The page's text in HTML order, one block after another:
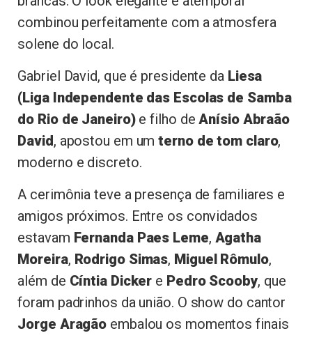
combinou perfeitamente com a atmosfera
solene do local.
Gabriel David, que é presidente da Liesa
(Liga Independente das Escolas de Samba
do Rio de Janeiro)e filho deAnísio Abraão
David, apostou em umterno de tom claro,
moderno e discreto.
A cerimônia teve a presença de familiares e
amigos próximos. Entre os convidados
estavam Fernanda Paes Leme, Agatha
Moreira, Rodrigo Simas, Miguel Rômulo,
além de Cíntia Dicker e Pedro Scooby, que
foram padrinhos da união. O show do cantor
Jorge Aragão embalou os momentos finais